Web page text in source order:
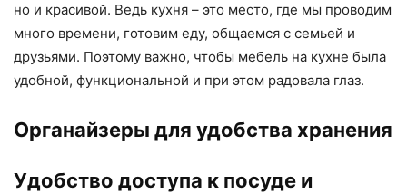
но и красивой. Ведь кухня – это место, где мы проводим
много времени, готовим еду, общаемся с семьей и
друзьями. Поэтому важно, чтобы мебель на кухне была
удобной, функциональной и при этом радовала глаз.
Органайзеры для удобства хранения
Удобство доступа к посуде и